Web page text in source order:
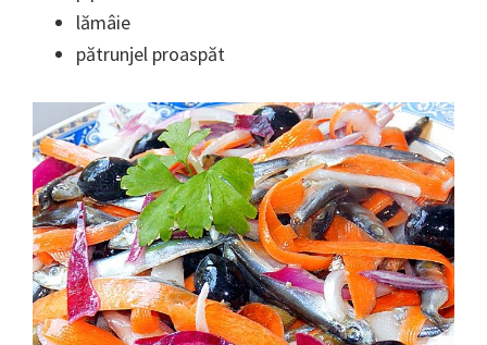
lămâie
pătrunjel proaspăt